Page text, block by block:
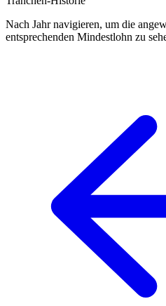
Nach Jahr navigieren, um die
entsprechenden Mindestlohn zu